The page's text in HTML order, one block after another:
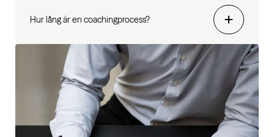
Hur lång är en coachingprocess?